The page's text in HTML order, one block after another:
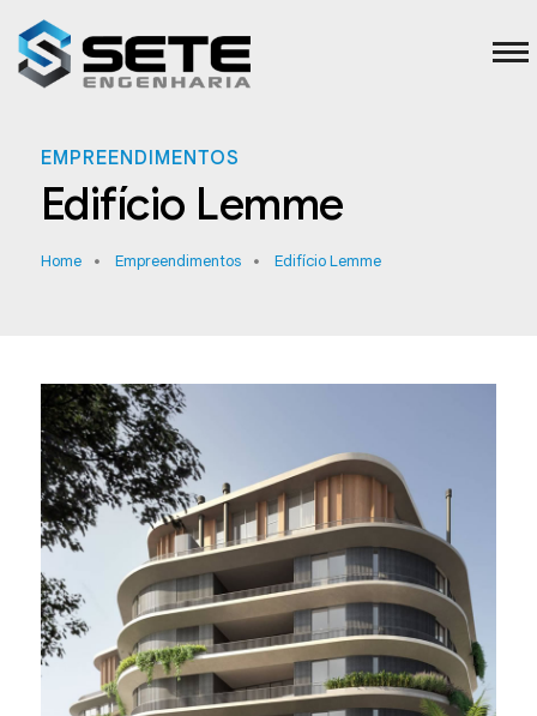
EMPREENDIMENTOS
Edifício Lemme
Home Empreendimentos Edifício Lemme